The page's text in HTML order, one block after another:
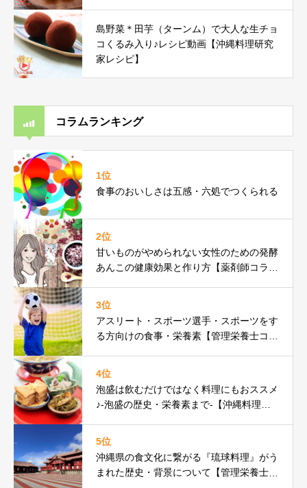
島野菜＊田芋（ターンム）で大人な生チョ
コくるみ入り♪レシピ動画【沖縄料理研究
家レシピ】
コラムランキング
1位
食事のおいしさは五感・六処でつくられる
2位
甘いものがやめられない女性のための発酵
あんこの健康効果と作り方【薬剤師コラ
3位
アスリート・スポーツ選手・スポーツをす
る方向けの食事・栄養素【管理栄養士コラ
4位
泡盛は飲むだけではなく料理にもおススメ
♪-泡盛の歴史・栄養素まで-【沖縄料理研
5位
沖縄県の食文化に繋がる『琉球料理』がう
まれた歴史・背景について【管理栄養士コ